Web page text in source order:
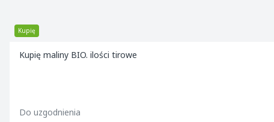
Kupię
Kupię maliny BIO. ilości tirowe
Do uzgodnienia